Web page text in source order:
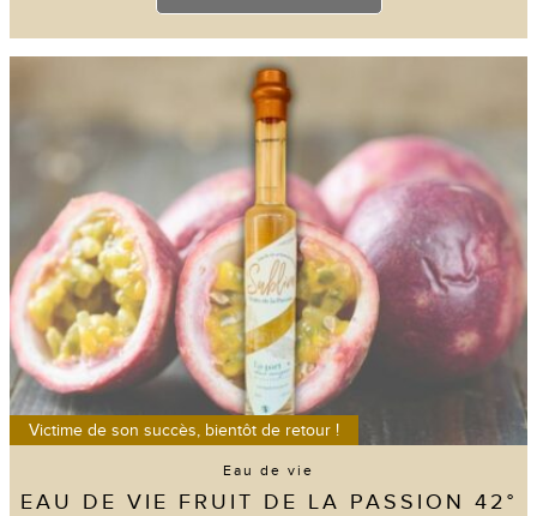
Victime de son succès, bientôt de retour !
Eau de vie
EAU DE VIE FRUIT DE LA PASSION 42°